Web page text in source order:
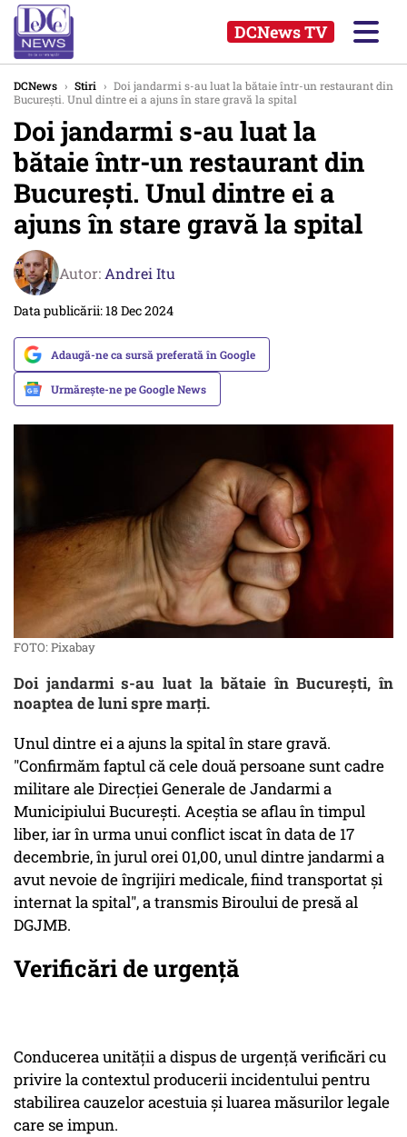
DCNews TV
DCNews › Stiri › Doi jandarmi s-au luat la bătaie într-un restaurant din
București. Unul dintre ei a ajuns în stare gravă la spital
Doi jandarmi s-au luat la
bătaie într-un restaurant din
București. Unul dintre ei a
ajuns în stare gravă la spital
Autor: Andrei Itu
Data publicării: 18 Dec 2024
Adaugă-ne ca sursă preferată în Google
Urmărește-ne pe Google News
FOTO: Pixabay
Doi jandarmi s-au luat la bătaie în Bucureşti, în
noaptea de luni spre marţi.
Unul dintre ei a ajuns la spital în stare gravă.
"Confirmăm faptul că cele două persoane sunt cadre
militare ale Direcţiei Generale de Jandarmi a
Municipiului Bucureşti. Aceştia se aflau în timpul
liber, iar în urma unui conflict iscat în data de 17
decembrie, în jurul orei 01,00, unul dintre jandarmi a
avut nevoie de îngrijiri medicale, fiind transportat şi
internat la spital", a transmis Biroului de presă al
DGJMB.
Verificări de urgență
Conducerea unităţii a dispus de urgenţă verificări cu
privire la contextul producerii incidentului pentru
stabilirea cauzelor acestuia şi luarea măsurilor legale
care se impun.